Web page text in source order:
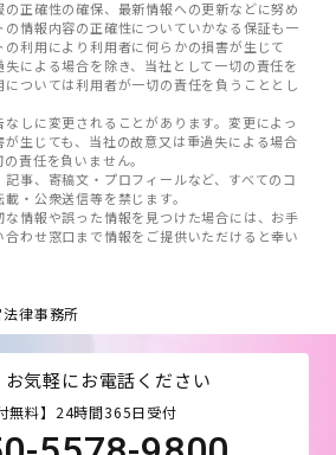
正確性の確保、最新情報への更新などに努め
情報内容の正確性についていかなる保証も一
利用により利用者に何らかの損害が生じて
による場合を除き、当社として一切の責任を
ついては利用者が一切の責任を負うこととし
しに変更されることがあります。変更によっ
生じても、当社の故意又は重過失による場合
責任を負いません。
事、寄稿文・プロフィールなど、すべてのコ
・公衆送信等を禁じます。
情報や誤った情報を見つけた場合には、お手
わせ窓口まで情報をご提供いただけると幸い
法律事務所
お気軽にお電話ください
無料】24時間365日受付